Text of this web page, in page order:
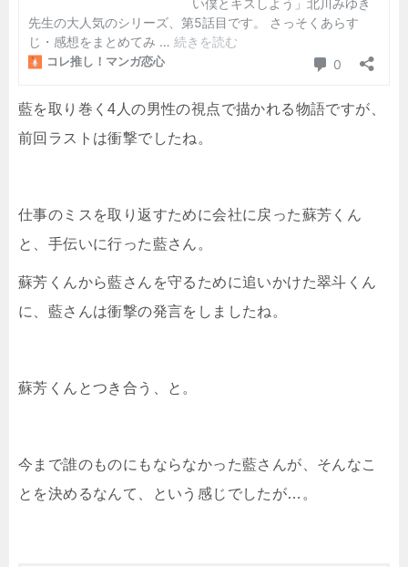
藍を取り巻く4人の男性の視点で描かれる物語ですが、
前回ラストは衝撃でしたね。
仕事のミスを取り返すために会社に戻った蘇芳くん
と、手伝いに行った藍さん。
蘇芳くんから藍さんを守るために追いかけた翠斗くん
に、藍さんは衝撃の発言をしましたね。
蘇芳くんとつき合う、と。
今まで誰のものにもならなかった藍さんが、そんなこ
とを決めるなんて、という感じでしたが…。